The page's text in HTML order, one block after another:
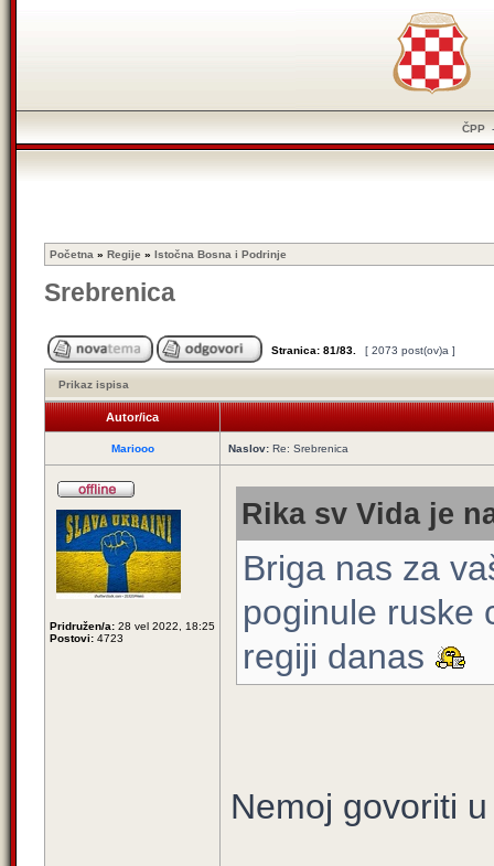
ČPP
Početna » Regije » Istočna Bosna i Podrinje
Srebrenica
Stranica: 81/83 [ 2073 post(ov)a ]
Prikaz ispisa
Autor/ica
Mariooo Naslov: Re: Srebrenica
Pridružen/a: 28 vel 2022, 18:25
Postovi: 4723
Rika sv Vida je
Briga nas za
poginule ruske
regiji danas
Nemoj govoriti